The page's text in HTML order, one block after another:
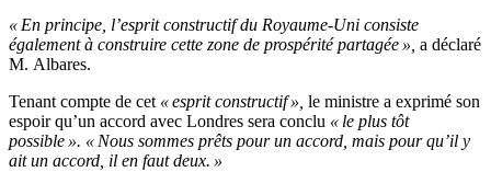
« En principe, l’esprit constructif du Royaume-Uni consiste
également à construire cette zone de prospérité partagée », a déclaré
M. Albares.
Tenant compte de cet « esprit constructif », le ministre a exprimé son
espoir qu’un accord avec Londres sera conclu « le plus tôt
possible ». « Nous sommes prêts pour un accord, mais pour qu’il y
ait un accord, il en faut deux. »